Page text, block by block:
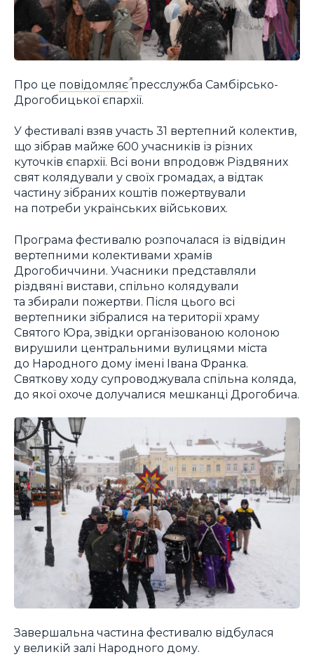
Про це повідомляєпресслужба Самбірсько-
Дрогобицької єпархії.
У фестивалі взяв участь 31 вертепний колектив,
що зібрав майже 600 учасників із різних
куточків єпархії. Всі вони впродовж Різдвяних
свят колядували у своїх громадах, а відтак
частину зібраних коштів пожертвували
на потреби українських військових.
Програма фестивалю розпочалася із відвідин
вертепними колективами храмів
Дрогобиччини. Учасники представляли
різдвяні вистави, спільно колядували
та збирали пожертви. Після цього всі
вертепники зібралися на території храму
Святого Юра, звідки організованою колоною
вирушили центральними вулицями міста
до Народного дому імені Івана Франка.
Святкову ходу супроводжувала спільна коляда,
до якої охоче долучалися мешканці Дрогобича.
Завершальна частина фестивалю відбулася
у великій залі Народного дому.